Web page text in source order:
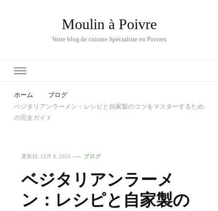
Moulin à Poivre
Votre blog de cuisine Spécialiste en Poivres
ホーム
ブログ
ベジタリアンラーメン：レシピと自家製のコツをマスターするため
の完全ガイド
更新日: 12月 8, 2025 ブログ
ベジタリアンラーメ
ン：レシピと自家製の